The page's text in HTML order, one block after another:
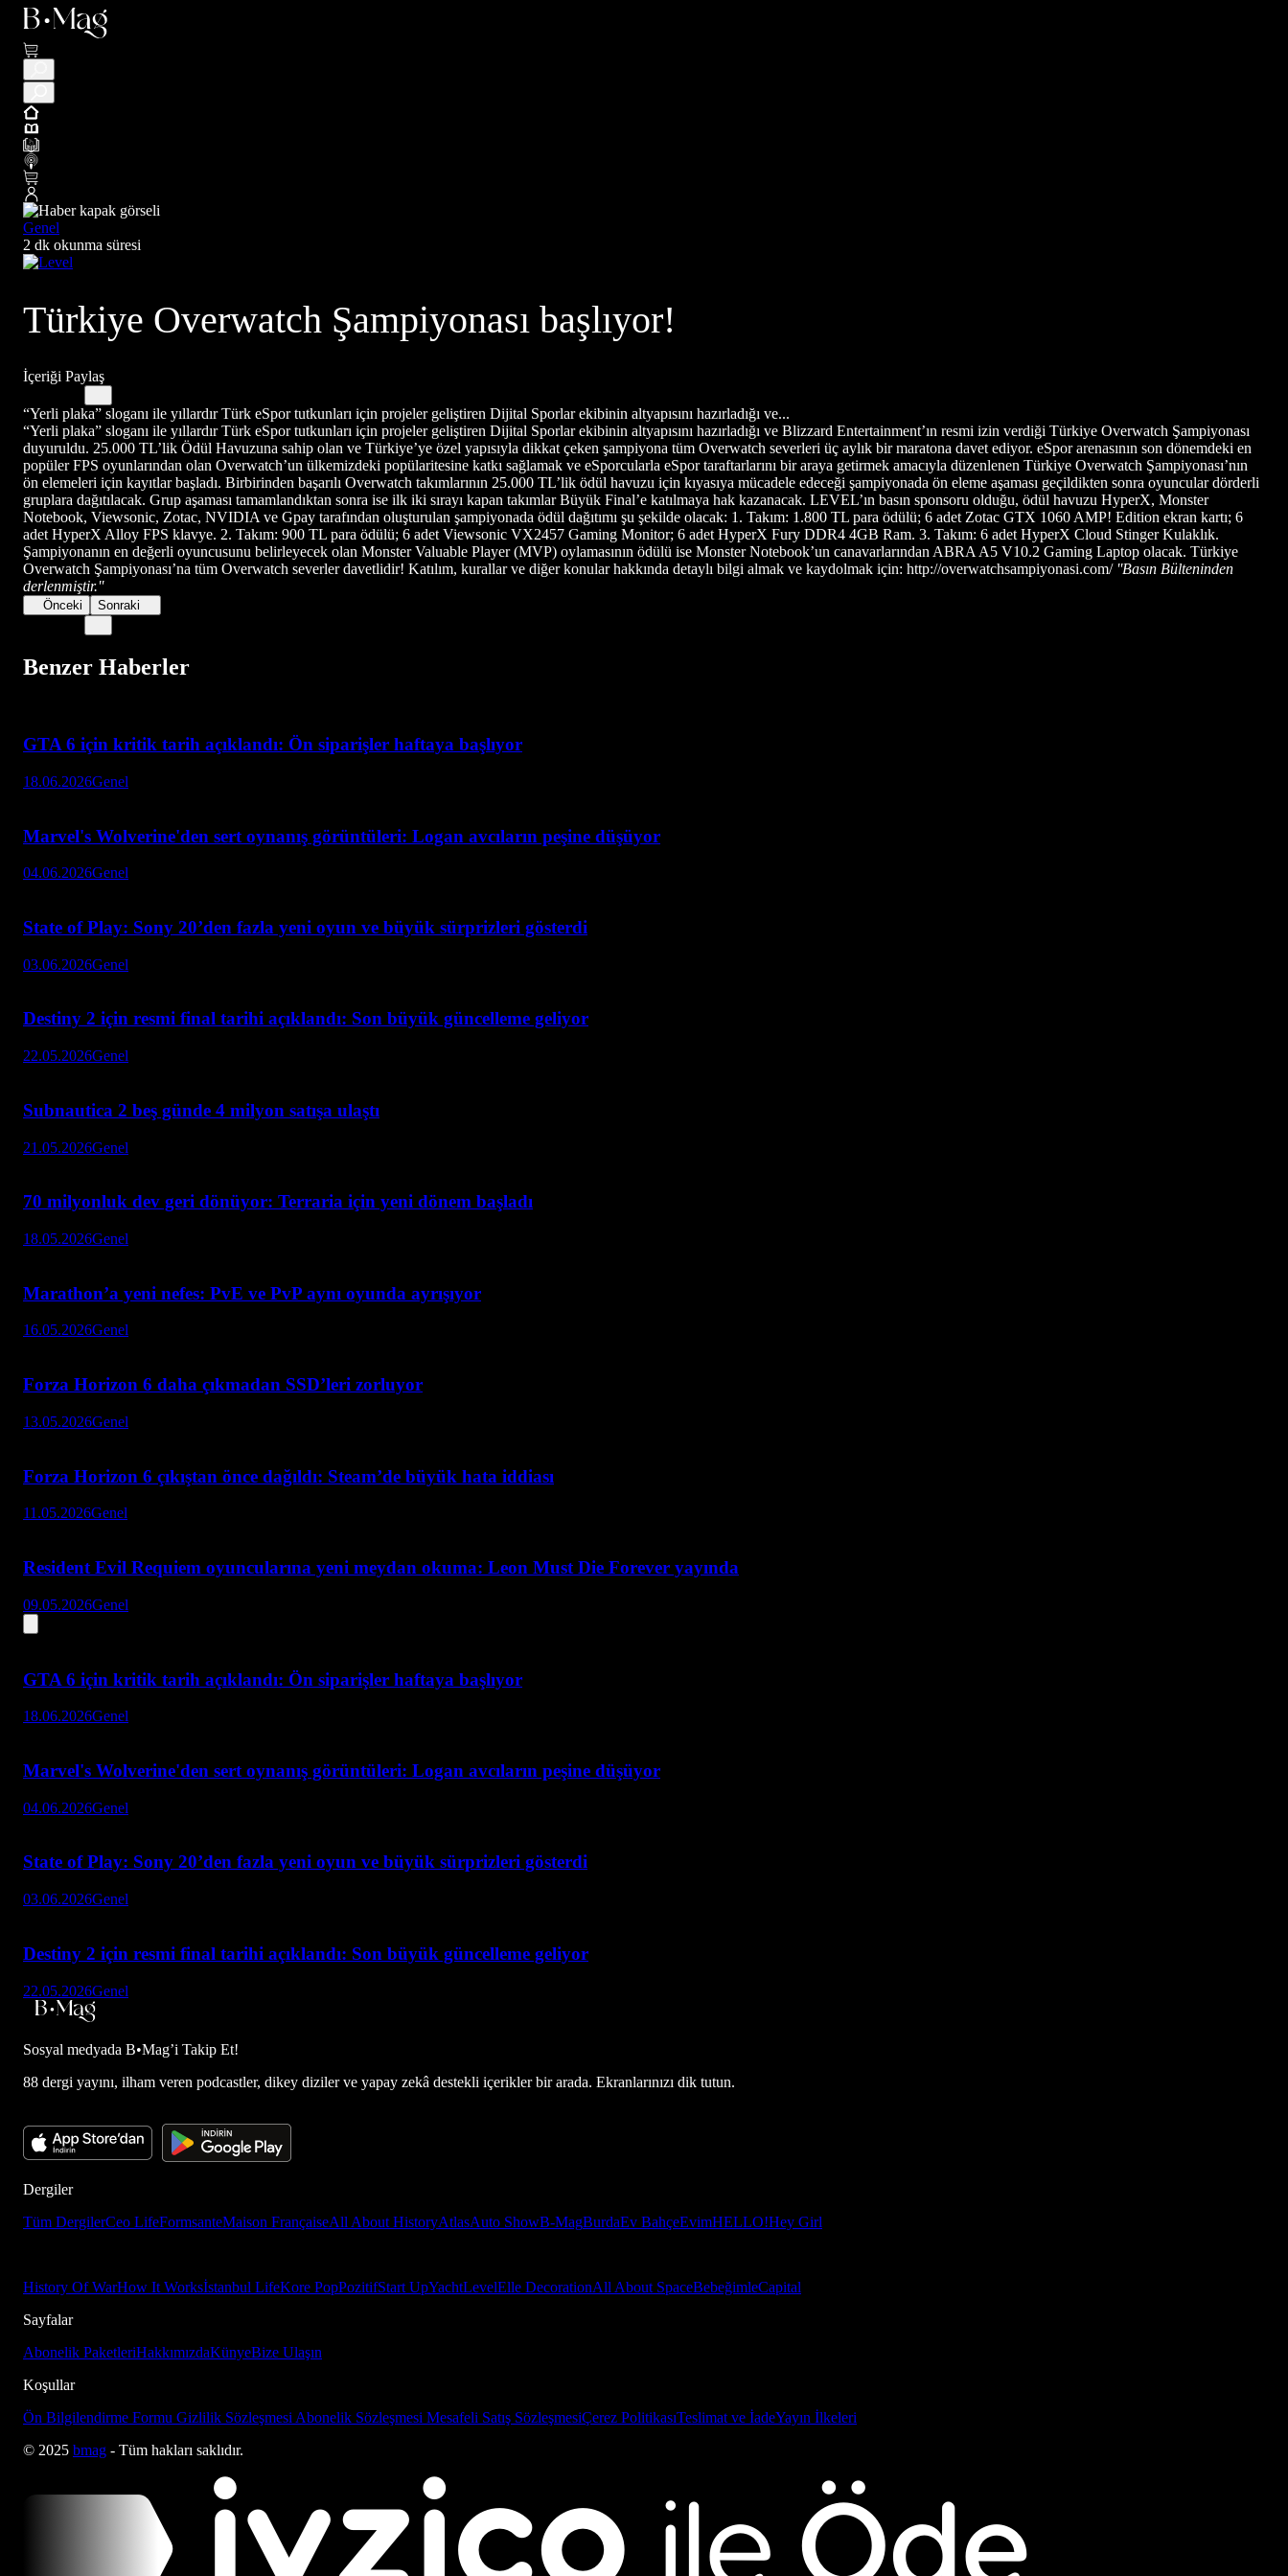
Genel
2 dk okunma süresi
Türkiye Overwatch Şampiyonası başlıyor!
İçeriği Paylaş
“Yerli plaka” sloganı ile yıllardır Türk eSpor tutkunları için projeler geliştiren Dijital Sporlar ekibinin altyapısını hazırladığı ve...
“Yerli plaka” sloganı ile yıllardır Türk eSpor tutkunları için projeler geliştiren Dijital Sporlar ekibinin altyapısını hazırladığı ve Blizzard Entertainment’ın resmi izin verdiği Türkiye Overwatch Şampiyonası
duyuruldu. 25.000 TL’lik Ödül Havuzuna sahip olan ve Türkiye’ye özel yapısıyla dikkat çeken şampiyona tüm Overwatch severleri üç aylık bir maratona davet ediyor. eSpor arenasının son dönemdeki en
popüler FPS oyunlarından olan Overwatch’un ülkemizdeki popülaritesine katkı sağlamak ve eSporcularla eSpor taraftarlarını bir araya getirmek amacıyla düzenlenen Türkiye Overwatch Şampiyonası’nın
ön elemeleri için kayıtlar başladı. Birbirinden başarılı Overwatch takımlarının 25.000 TL’lik ödül havuzu için kıyasıya mücadele edeceği şampiyonada ön eleme aşaması geçildikten sonra oyuncular dörderli
gruplara dağıtılacak. Grup aşaması tamamlandıktan sonra ise ilk iki sırayı kapan takımlar Büyük Final’e katılmaya hak kazanacak. LEVEL’ın basın sponsoru olduğu, ödül havuzu HyperX, Monster
Notebook, Viewsonic, Zotac, NVIDIA ve Gpay tarafından oluşturulan şampiyonada ödül dağıtımı şu şekilde olacak: 1. Takım: 1.800 TL para ödülü; 6 adet Zotac GTX 1060 AMP! Edition ekran kartı; 6
adet HyperX Alloy FPS klavye. 2. Takım: 900 TL para ödülü; 6 adet Viewsonic VX2457 Gaming Monitor; 6 adet HyperX Fury DDR4 4GB Ram. 3. Takım: 6 adet HyperX Cloud Stinger Kulaklık.
Şampiyonanın en değerli oyuncusunu belirleyecek olan Monster Valuable Player (MVP) oylamasının ödülü ise Monster Notebook’un canavarlarından ABRA A5 V10.2 Gaming Laptop olacak. Türkiye
Overwatch Şampiyonası’na tüm Overwatch severler davetlidir! Katılım, kurallar ve diğer konular hakkında detaylı bilgi almak ve kaydolmak için: http://overwatchsampiyonasi.com/ ''Basın Bülteninden
derlenmiştir.''
Önceki Sonraki
Benzer Haberler
GTA 6 için kritik tarih açıklandı: Ön siparişler haftaya başlıyor
18.06.2026Genel
Marvel's Wolverine'den sert oynanış görüntüleri: Logan avcıların peşine düşüyor
04.06.2026Genel
State of Play: Sony 20’den fazla yeni oyun ve büyük sürprizleri gösterdi
03.06.2026Genel
Destiny 2 için resmi final tarihi açıklandı: Son büyük güncelleme geliyor
22.05.2026Genel
Subnautica 2 beş günde 4 milyon satışa ulaştı
21.05.2026Genel
70 milyonluk dev geri dönüyor: Terraria için yeni dönem başladı
18.05.2026Genel
Marathon’a yeni nefes: PvE ve PvP aynı oyunda ayrışıyor
16.05.2026Genel
Forza Horizon 6 daha çıkmadan SSD’leri zorluyor
13.05.2026Genel
Forza Horizon 6 çıkıştan önce dağıldı: Steam’de büyük hata iddiası
11.05.2026Genel
Resident Evil Requiem oyuncularına yeni meydan okuma: Leon Must Die Forever yayında
09.05.2026Genel
GTA 6 için kritik tarih açıklandı: Ön siparişler haftaya başlıyor
18.06.2026Genel
Marvel's Wolverine'den sert oynanış görüntüleri: Logan avcıların peşine düşüyor
04.06.2026Genel
State of Play: Sony 20’den fazla yeni oyun ve büyük sürprizleri gösterdi
03.06.2026Genel
Destiny 2 için resmi final tarihi açıklandı: Son büyük güncelleme geliyor
22.05.2026Genel
Sosyal medyada B•Mag’i Takip Et!
88 dergi yayını, ilham veren podcastler, dikey diziler ve yapay zekâ destekli içerikler bir arada. Ekranlarınızı dik tutun.
Dergiler
Tüm DergilerCeo LifeFormsanteMaison FrançaiseAll About HistoryAtlasAuto ShowB-MagBurdaEv BahçeEvimHELLO!Hey Girl
History Of WarHow It Worksİstanbul LifeKore PopPozitifStart UpYachtLevelElle DecorationAll About SpaceBebeğimleCapital
Sayfalar
Abonelik PaketleriHakkımızdaKünyeBize Ulaşın
Koşullar
Ön Bilgilendirme Formu Gizlilik Sözleşmesi Abonelik Sözleşmesi Mesafeli Satış SözleşmesiÇerez PolitikasıTeslimat ve İadeYayın İlkeleri
© 2025 bmag - Tüm hakları saklıdır.